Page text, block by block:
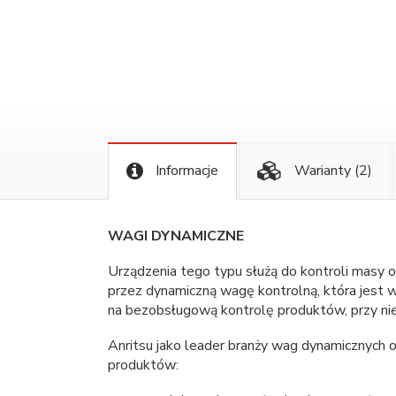
Informacje Warianty (2)
WAGI DYNAMICZNE
Urządzenia tego typu służą do kontroli masy
przez dynamiczną wagę kontrolną, która jest
na bezobsługową kontrolę produktów, przy
Anritsu jako leader branży wag
produktów: